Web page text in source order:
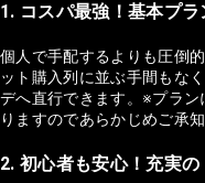
1. コスパ最強！基本プ
個人で手配するよりも圧倒
ット購入列に並ぶ手間もな
デへ直行できます。※プラ
りますのであらかじめご承
2. 初心者も安心！充実